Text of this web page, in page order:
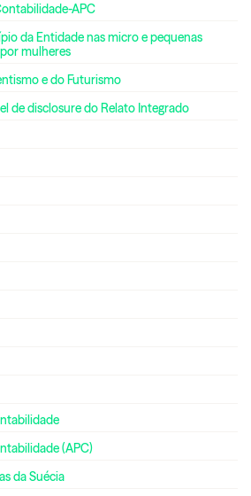
APC
da Entidade nas micro e pequenas
mulheres
e do Futurismo
de disclosure do Relato Integrado
(APC)
da Suécia